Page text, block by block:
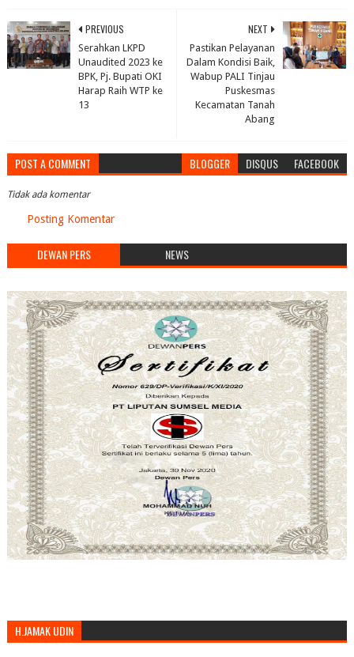
NEXT
Pastikan Pelayanan
Dalam Kondisi Baik,
Wabup PALI Tinjau
Puskesmas
Kecamatan Tanah
Abang
PREVIOUS
Serahkan LKPD
Unaudited 2023 ke
BPK, Pj. Bupati OKI
Harap Raih WTP ke
13
POST A COMMENT BLOGGER DISQUS FACEBOOK
Tidak ada komentar
Posting Komentar
DEWAN PERS NEWS
H.JAMAK UDIN